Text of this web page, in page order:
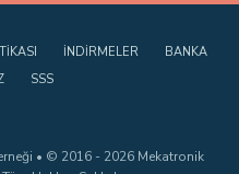
İNDIRMELER
BANKA
SSS
• © 2016 - 2026 Mekatronik